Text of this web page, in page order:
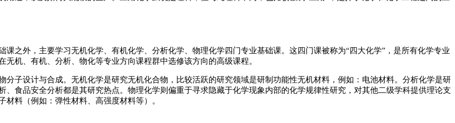
之外，主要学习无机化学、有机化学、分析化学、物理化学四门专业基础课。这四门课被称为“四大化学”，是所有化学专业
机、有机、分析、物化等专业方向课程群中选修该方向的高级课程。
分子设计与合成。无机化学是研究无机化合物，比较活跃的研究领域是研制功能性无机材料，例如：电池材料。分析化学是研
食品安全分析都是其研究热点。物理化学则偏重于寻求隐藏于化学现象内部的化学规律性研究，对其他二级学科提供理论支
料（例如：弹性材料、高强度材料等）。